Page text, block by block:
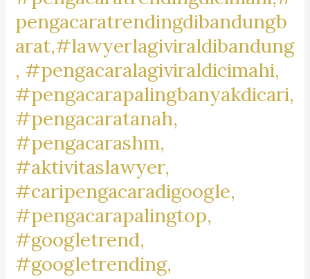
pengacaratrendingdibandungb
arat,#lawyerlagiviraldibandung
, #pengacaralagiviraldicimahi,
#pengacarapalingbanyakdicari,
#pengacaratanah,
#pengacarashm,
#aktivitaslawyer,
#caripengacaradigoogle,
#pengacarapalingtop,
#googletrend,
#googletrending,